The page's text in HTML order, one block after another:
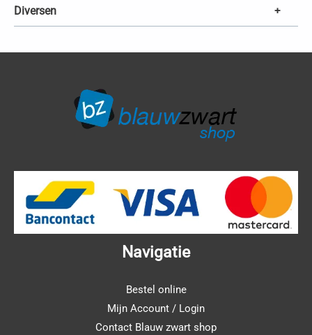
Diversen +
Navigatie
Bestel online
Mijn Account / Login
Contact Blauw zwart shop